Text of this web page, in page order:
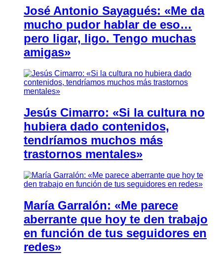
José Antonio Sayagués: «Me da
mucho pudor hablar de eso…
pero ligar, ligo. Tengo muchas
amigas»
Jesús Cimarro: «Si la cultura no
hubiera dado contenidos,
tendríamos muchos más
trastornos mentales»
María Garralón: «Me parece
aberrante que hoy te den trabajo
en función de tus seguidores en
redes»